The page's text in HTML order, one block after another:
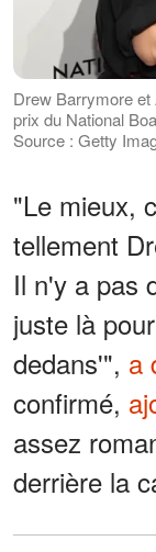
Drew Barrymore et
prix du National
Source : Getty
"Le mieux,
tellement
Il n'y a pas
juste là
dedans'", a
confirmé,
assez
derrière la